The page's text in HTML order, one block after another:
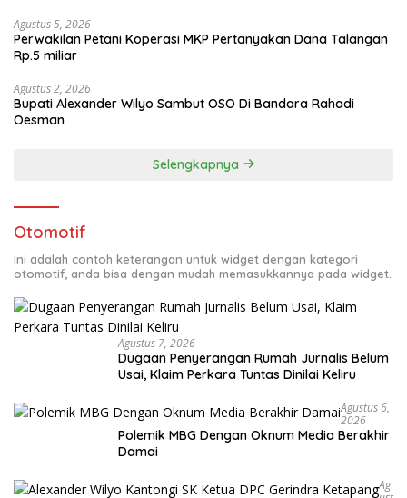
Agustus 5, 2026
Perwakilan Petani Koperasi MKP Pertanyakan Dana Talangan
Rp.5 miliar
Agustus 2, 2026
Bupati Alexander Wilyo Sambut OSO Di Bandara Rahadi
Oesman
Selengkapnya
Otomotif
Ini adalah contoh keterangan untuk widget dengan kategori
otomotif, anda bisa dengan mudah memasukkannya pada widget.
Agustus 7, 2026
Dugaan Penyerangan Rumah Jurnalis Belum
Usai, Klaim Perkara Tuntas Dinilai Keliru
Agustus 6,
2026
Polemik MBG Dengan Oknum Media Berakhir
Damai
Ag